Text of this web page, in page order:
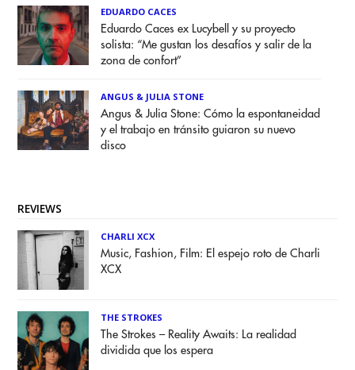
EDUARDO CACES
Eduardo Caces ex Lucybell y su proyecto
solista: “Me gustan los desafíos y salir de la
zona de confort”
ANGUS & JULIA STONE
Angus & Julia Stone: Cómo la espontaneidad
y el trabajo en tránsito guiaron su nuevo
disco
REVIEWS
CHARLI XCX
Music, Fashion, Film: El espejo roto de Charli
XCX
THE STROKES
The Strokes – Reality Awaits: La realidad
dividida que los espera